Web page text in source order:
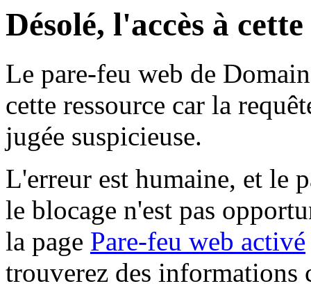
Désolé, l'accès à
Le pare-feu web de
cette ressource car la
jugée suspicieuse.
L'erreur est humaine, et le
le blocage n'est pas
la page Pare-feu web activé
trouverez des informations